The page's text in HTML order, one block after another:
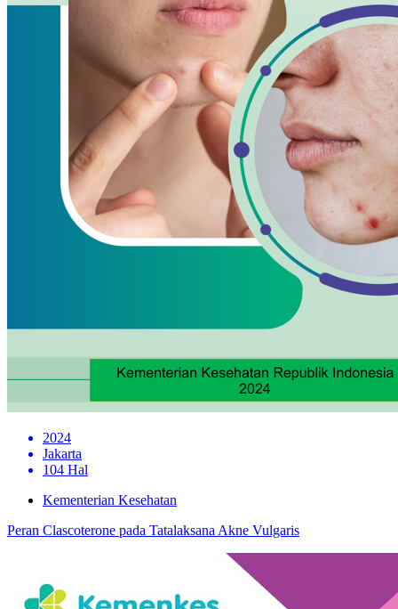
2024
Jakarta
104 Hal
Kementerian Kesehatan
Peran Clascoterone pada Tatalaksana Akne Vulgaris